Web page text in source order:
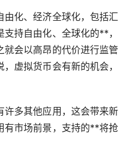
化、经济全球化，包括汇
持自由化、全球化的**，
就会以高昂的代价进行监管
虚拟货币会有新的机会，
许多其他应用，这会带来新
有市场前景，支持的**将抢